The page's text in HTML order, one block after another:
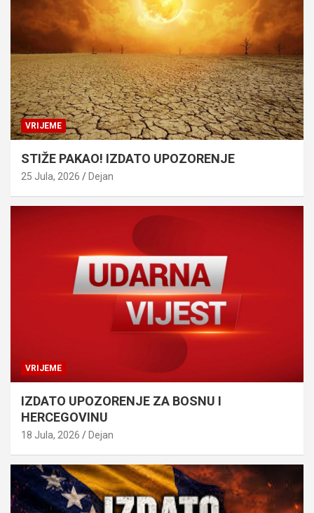
VRIJEME
STIŽE PAKAO! IZDATO UPOZORENJE
25 Jula, 2026 Dejan
VRIJEME
IZDATO UPOZORENJE ZA BOSNU I
HERCEGOVINU
18 Jula, 2026 Dejan